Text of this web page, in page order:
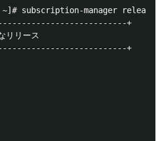
~]# subscription-manager
+
リリース
+